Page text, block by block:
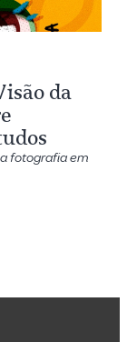
da
fotografia em